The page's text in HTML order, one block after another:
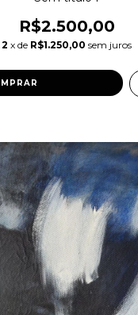
R$2.500,00
2 x de R$1.250,00 sem juros